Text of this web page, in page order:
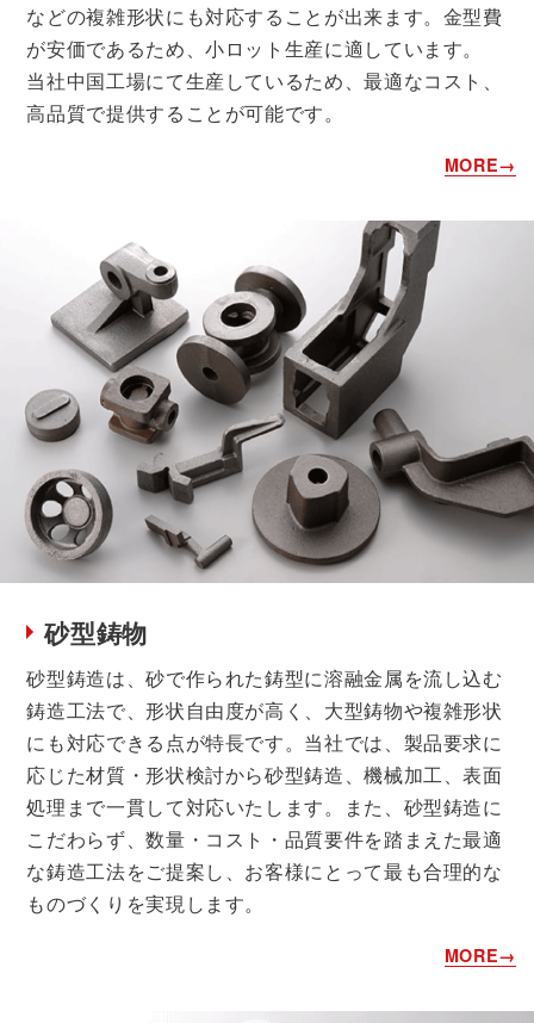
などの複雑形状にも対応することが出来ます。金型費
が安価であるため、小ロット生産に適しています。
当社中国工場にて生産しているため、最適なコスト、
高品質で提供することが可能です。
砂型鋳物
砂型鋳造は、砂で作られた鋳型に溶融金属を流し込む
鋳造工法で、形状自由度が高く、大型鋳物や複雑形状
にも対応できる点が特長です。当社では、製品要求に
応じた材質・形状検討から砂型鋳造、機械加工、表面
処理まで一貫して対応いたします。また、砂型鋳造に
こだわらず、数量・コスト・品質要件を踏まえた最適
な鋳造工法をご提案し、お客様にとって最も合理的な
ものづくりを実現します。